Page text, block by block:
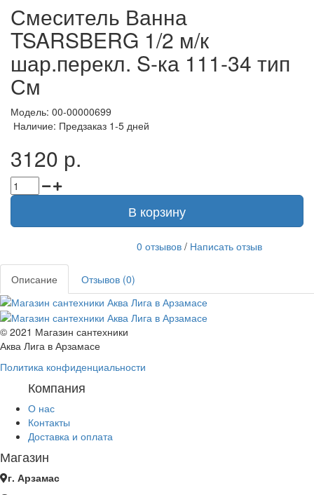
Смеситель Ванна
TSARSBERG 1/2 м/к
шар.перекл. S-ка 111-34 тип
См
Модель: 00-00000699
Наличие: Предзаказ 1-5 дней
3120 р.
В корзину
0 отзывов / Написать отзыв
Описание Отзывов (0)
© 2021 Магазин сантехники
Аква Лига в Арзамасе
Политика конфиденциальности
Компания
О нас
Контакты
Доставка и оплата
Магазин
г. Арзамас